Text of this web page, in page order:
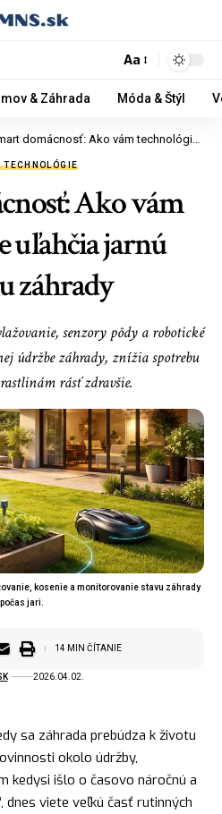
Aa
& Záhrada Móda & Štýl
domácnosť: Ako vám technológie uľahčia jarnú údržbu záhrady
TECHNOLÓGIE
Ako vám
uľahčia jarnú
záhrady
senzory pôdy a robotické
údržbe záhrady, znížia spotrebu
rásť zdravšie.
kosenie a monitorovanie stavu záhrady
počas jari.
2026.04.02.
14 MIN ČÍTANIE
sa záhrada prebúdza k životu
okolo údržby,
kedysi išlo o časovo náročnú a
dnes viete veľkú časť rutinných